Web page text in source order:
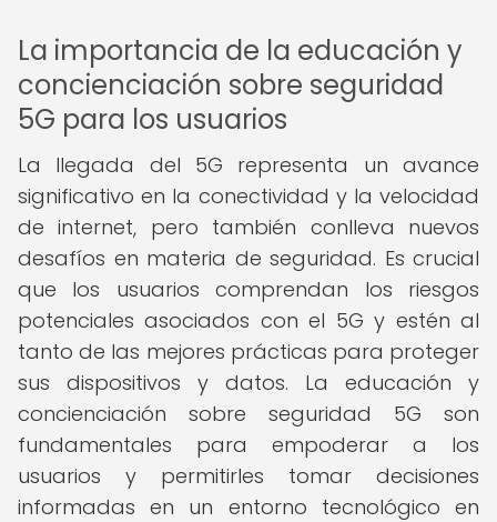
La importancia de la educación y
concienciación sobre seguridad
5G para los usuarios
La llegada del 5G representa un avance
significativo en la conectividad y la velocidad
de internet, pero también conlleva nuevos
desafíos en materia de seguridad. Es crucial
que los usuarios comprendan los riesgos
potenciales asociados con el 5G y estén al
tanto de las mejores prácticas para proteger
sus dispositivos y datos. La educación y
concienciación sobre seguridad 5G son
fundamentales para empoderar a los
usuarios y permitirles tomar decisiones
informadas en un entorno tecnológico en